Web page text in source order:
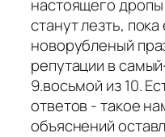
настоящего
станут лезть,
новорубленый
репутации в
9.восьмой из 10.
ответов - такое
объяснений